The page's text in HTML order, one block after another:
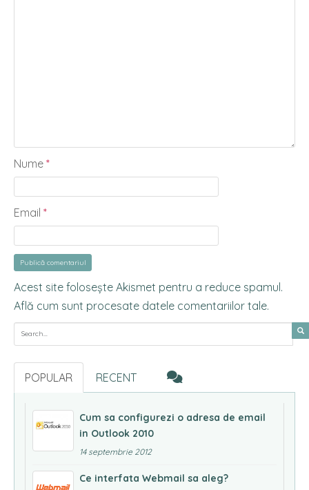
Nume *
Email *
Acest site folosește Akismet pentru a reduce spamul.
Află cum sunt procesate datele comentariilor tale.
Search for:
POPULAR RECENT
Cum sa configurezi o adresa de email
in Outlook 2010
14 septembrie 2012
Ce interfata Webmail sa aleg?